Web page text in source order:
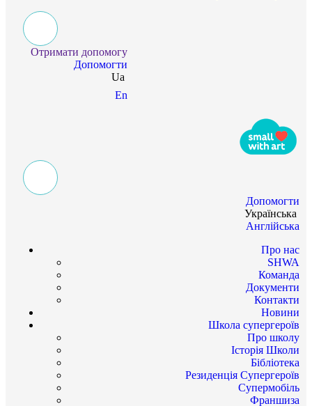
Отримати допомогу
Допомогти
Ua
En
Допомогти
Українська
Англійська
Про нас
SHWA
Команда
Документи
Контакти
Новини
Школа супергероїв
Про школу
Історія Школи
Бібліотека
Резиденція Супергероїв
Супермобіль
Франшиза